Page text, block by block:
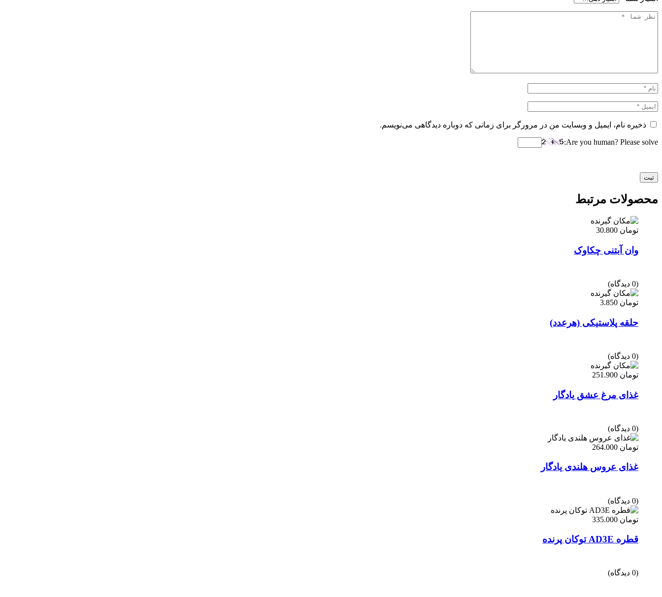
ذخیره نام، ایمیل و وبسایت من در مرورگر برای زمانی که دوباره دیدگاهی می‌نویسم.
Are you human? Please solve:
محصولات مرتبط
تومان
وان آبتنی چکاوک
(0 دیدگاه)
تومان
حلقه پلاستیکی (هرعدد)
(0 دیدگاه)
تومان
غذای مرغ عشق یادگار
(0 دیدگاه)
تومان
غذای عروس هلندی یادگار
(0 دیدگاه)
تومان
قطره AD3E توکان پرنده
(0 دیدگاه)